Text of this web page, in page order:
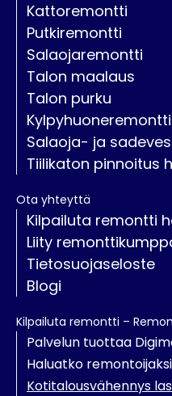
Kattoremontti
Putkiremontti
Salaojaremontti
Talon maalaus
Talon purku
Kylpyhuoneremontti
Salaoja- ja
Tiilikaton pinnoitus
Ota yhteyttä
Kilpailuta remontti
Liity
Tietosuojaseloste
Blogi
Kilpailuta remontti –
Palvelun tuottaa
Haluatko
Kotitalousvähennys